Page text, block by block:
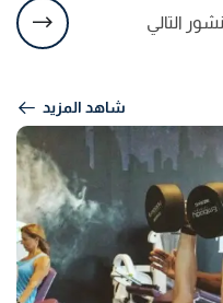
التالي
شاهد المزيد